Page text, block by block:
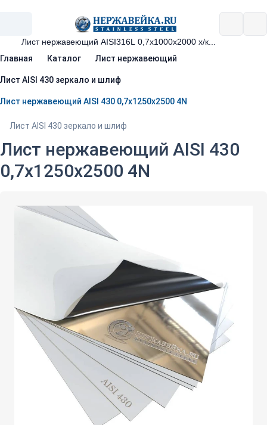
Главная Каталог Лист нержавеющий
Лист AISI 430 зеркало и шлиф
Лист нержавеющий AISI 430 0,7х1250х2500 4N
Лист AISI 430 зеркало и шлиф
Лист нержавеющий AISI 430
0,7х1250х2500 4N